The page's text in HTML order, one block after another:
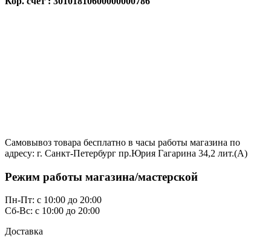
Самовывоз товара бесплатно в часы работы магазина по
адресу: г. Санкт-Петербург пр.Юрия Гагарина 34,2 лит.(А)
Режим работы магазина/мастерской
Пн-Пт: с 10:00 до 20:00
Сб-Вс: с 10:00 до 20:00
Доставка